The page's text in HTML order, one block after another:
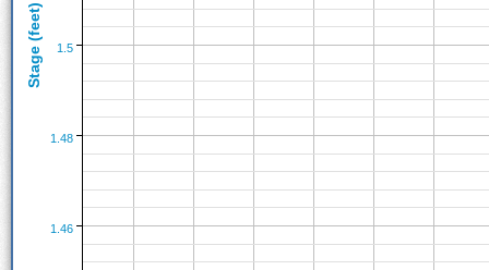
1.5
1.46
1.48
Stage (feet)